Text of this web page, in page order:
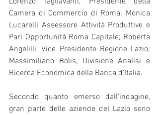
Camera di Commercio di Roma; Monica
Lucarelli Assessore Attività Produttive e
Pari Opportunità Roma Capitale; Roberta
Angelilli, Vice Presidente Regione Lazio;
Massimiliano Bolis, Divisione Analisi e
Ricerca Economica della Banca d’Italia.
Secondo quanto emerso dall’indagine,
gran parte delle aziende del Lazio sono